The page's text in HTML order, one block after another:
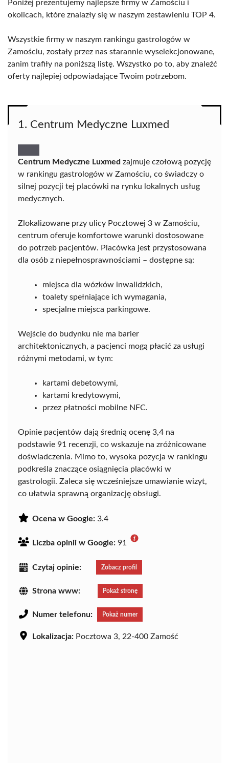
Poniżej prezentujemy najlepsze firmy w Zamościu i
okolicach, które znalazły się w naszym zestawieniu TOP 4.
Wszystkie firmy w naszym rankingu gastrologów w
Zamościu, zostały przez nas starannie wyselekcjonowane,
zanim trafiły na poniższą listę. Wszystko po to, aby znaleźć
oferty najlepiej odpowiadające Twoim potrzebom.
1. Centrum Medyczne Luxmed
Centrum Medyczne Luxmed zajmuje czołową pozycję
w rankingu gastrologów w Zamościu, co świadczy o
silnej pozycji tej placówki na rynku lokalnych usług
medycznych.
Zlokalizowane przy ulicy Pocztowej 3 w Zamościu,
centrum oferuje komfortowe warunki dostosowane
do potrzeb pacjentów. Placówka jest przystosowana
dla osób z niepełnosprawnościami – dostępne są:
miejsca dla wózków inwalidzkich,
toalety spełniające ich wymagania,
specjalne miejsca parkingowe.
Wejście do budynku nie ma barier
architektonicznych, a pacjenci mogą płacić za usługi
różnymi metodami, w tym:
kartami debetowymi,
kartami kredytowymi,
przez płatności mobilne NFC.
Opinie pacjentów dają średnią ocenę 3,4 na
podstawie 91 recenzji, co wskazuje na zróżnicowane
doświadczenia. Mimo to, wysoka pozycja w rankingu
podkreśla znaczące osiągnięcia placówki w
gastrologii. Zaleca się wcześniejsze umawianie wizyt,
co ułatwia sprawną organizację obsługi.
Ocena w Google: 3.4
Liczba opinii w Google: 91
Czytaj opinie: Zobacz profil
Strona www: Pokaż stronę
Numer telefonu: Pokaż numer
Lokalizacja: Pocztowa 3, 22-400 Zamość